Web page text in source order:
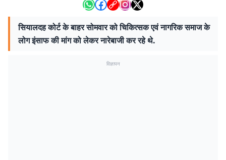
सियालदह कोर्ट के बाहर सोमवार को चिकित्सक एवं नागरिक समाज के
लोग इंसाफ की मांग को लेकर नारेबाजी कर रहे थे.
विज्ञापन